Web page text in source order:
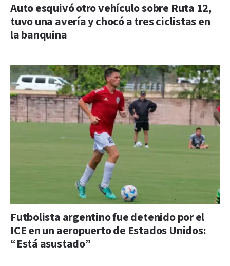
Auto esquivó otro vehículo sobre Ruta 12,
tuvo una avería y chocó a tres ciclistas en
la banquina
Futbolista argentino fue detenido por el
ICE en un aeropuerto de Estados Unidos:
“Está asustado”